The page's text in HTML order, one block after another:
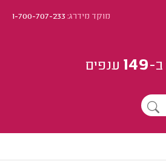
מוקד מידרג:1-700-707-233
ב-149 ענפים